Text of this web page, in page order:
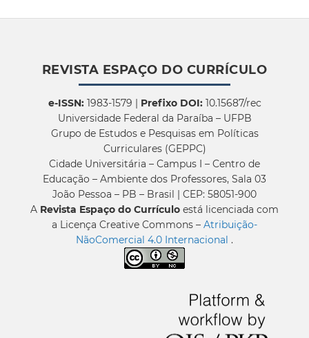
REVISTA ESPAÇO DO CURRÍCULO
e-ISSN:1983-1579 | Prefixo DOI:10.15687/rec
Universidade Federal da Paraíba – UFPB
Grupo de Estudos e Pesquisas em Políticas
Curriculares (GEPPC)
Cidade Universitária – Campus I – Centro de
Educação – Ambiente dos Professores, Sala 03
João Pessoa – PB – Brasil | CEP: 58051-900
A Revista Espaço do Currículo está licenciada com
a Licença Creative Commons – Atribuição-
NãoComercial 4.0 Internacional .